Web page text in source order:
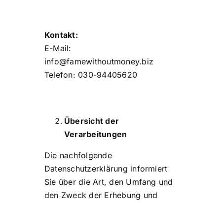
Kontakt:
E-Mail:
info@famewithoutmoney.biz
Telefon: 030-94405620
Übersicht der
Verarbeitungen
Die nachfolgende
Datenschutzerklärung informiert
Sie über die Art, den Umfang und
den Zweck der Erhebung und